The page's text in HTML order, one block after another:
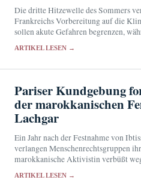
Die dritte Hitzewelle des Sommers
Frankreichs Vorbereitung auf die
sollen akute Gefahren begrenzen,
ARTIKEL LESEN →
Pariser Kundgebung
der marokkanischen
Lachgar
Ein Jahr nach der Festnahme von
verlangen Menschenrechtsgruppen
marokkanische Aktivistin verbüßt
ARTIKEL LESEN →